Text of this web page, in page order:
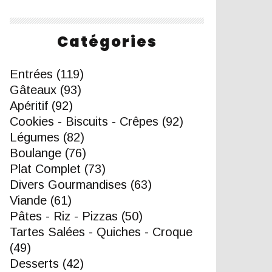
Catégories
Entrées (119)
Gâteaux (93)
Apéritif (92)
Cookies - Biscuits - Crêpes (92)
Légumes (82)
Boulange (76)
Plat Complet (73)
Divers Gourmandises (63)
Viande (61)
Pâtes - Riz - Pizzas (50)
Tartes Salées - Quiches - Croque
(49)
Desserts (42)